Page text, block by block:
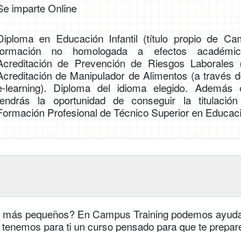
imparte Online
en Educación Infantil (título propio de
no homologada a efectos
de Prevención de Riesgos Laborales
de Manipulador de Alimentos (a través
learning). Diploma del idioma elegido. Además
la oportunidad de conseguir la
Profesional de Técnico Superior en
pequeños? En Campus Training podemos
para ti un curso pensado para que te